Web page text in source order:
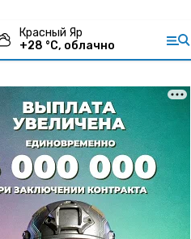
Красный Яр
+28 °С, облачно